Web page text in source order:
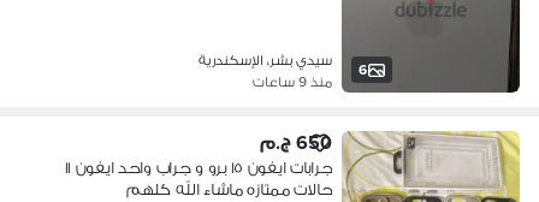
6
سيدي بشر، الإسكندرية
منذ 9 ساعات
650 ج.م
جرابات ايفون ١٥ برو و جراب واحد ايفون ١١
حالات ممتازه ماشاء الله كلهم